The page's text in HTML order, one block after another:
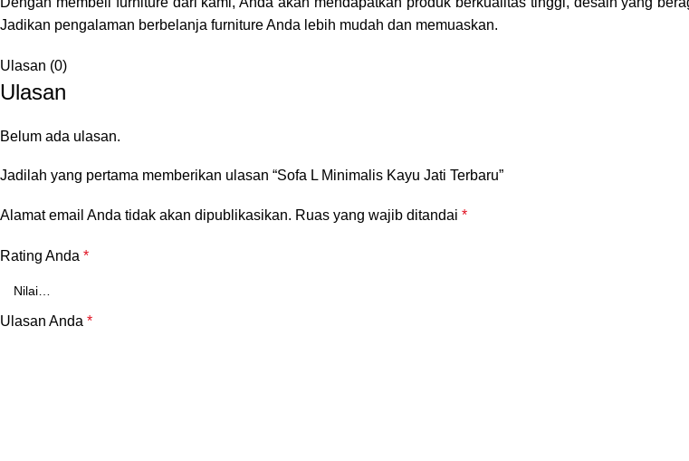
Jadikan pengalaman berbelanja furniture Anda lebih mudah dan memuaskan.
Ulasan (0)
Ulasan
Belum ada ulasan.
Jadilah yang pertama memberikan ulasan “Sofa L Minimalis Kayu Jati Terbaru”
Alamat email Anda tidak akan dipublikasikan. Ruas yang wajib ditandai *
Rating Anda *
Ulasan Anda *